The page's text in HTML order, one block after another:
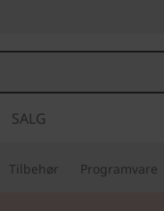
SALG
Tilbehør Programvare